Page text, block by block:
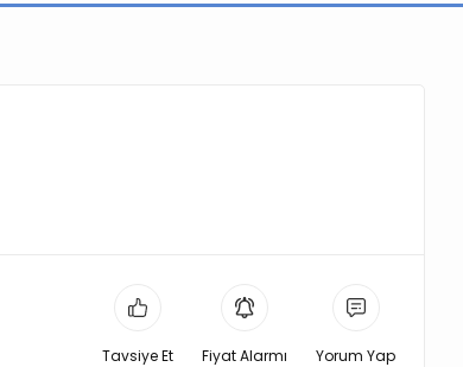
Tavsiye Et Fiyat Alarmı Yorum Yap